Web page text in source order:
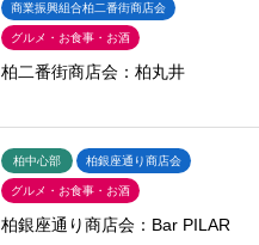
商業振興組合柏二番街商店会
グルメ・お食事・お酒
柏二番街商店会：柏丸井
柏中心部 柏銀座通り商店会
グルメ・お食事・お酒
柏銀座通り商店会：Bar PILAR